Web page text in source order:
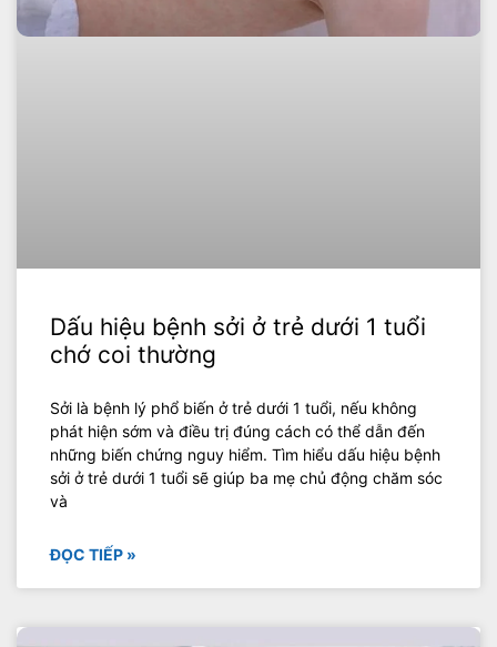
Dấu hiệu bệnh sởi ở trẻ dưới 1 tuổi
chớ coi thường
Sởi là bệnh lý phổ biến ở trẻ dưới 1 tuổi, nếu không
phát hiện sớm và điều trị đúng cách có thể dẫn đến
những biến chứng nguy hiểm. Tìm hiểu dấu hiệu bệnh
sởi ở trẻ dưới 1 tuổi sẽ giúp ba mẹ chủ động chăm sóc
và
ĐỌC TIẾP »